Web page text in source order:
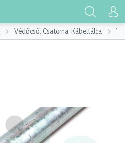
Védőcső, Csatorna, Kábeltálca